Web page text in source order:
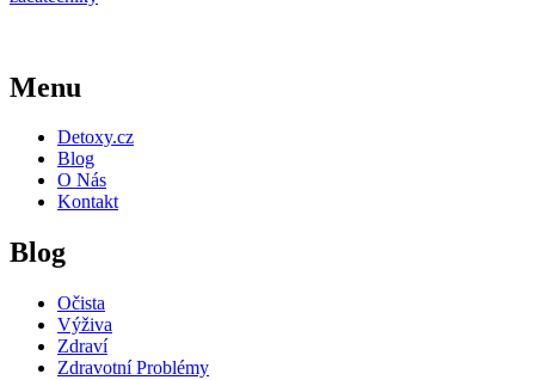
Menu
Detoxy.cz
Blog
O Nás
Kontakt
Blog
Očista
Výživa
Zdraví
Zdravotní Problémy